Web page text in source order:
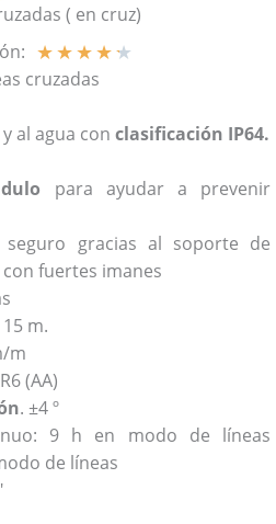
( en cruz)
★★★★★
cruzadas
al agua con clasificación IP64.
para ayudar a prevenir
gracias al soporte de
fuertes imanes
15 m.
m
(AA)
. ±4 º
9 h en modo de líneas
de líneas